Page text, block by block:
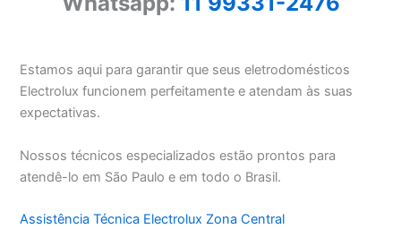
Estamos aqui para garantir que seus eletrodomésticos
Electrolux funcionem perfeitamente e atendam às suas
expectativas.
Nossos técnicos especializados estão prontos para
atendê-lo em São Paulo e em todo o Brasil.
Assistência Técnica Electrolux Zona Central